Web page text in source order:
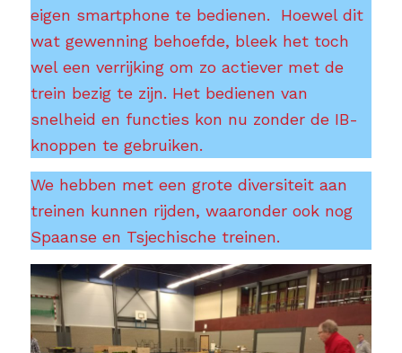
eigen smartphone te bedienen. Hoewel dit
wat gewenning behoefde, bleek het toch
wel een verrijking om zo actiever met de
trein bezig te zijn. Het bedienen van
snelheid en functies kon nu zonder de IB-
knoppen te gebruiken.
We hebben met een grote diversiteit aan
treinen kunnen rijden, waaronder ook nog
Spaanse en Tsjechische treinen.